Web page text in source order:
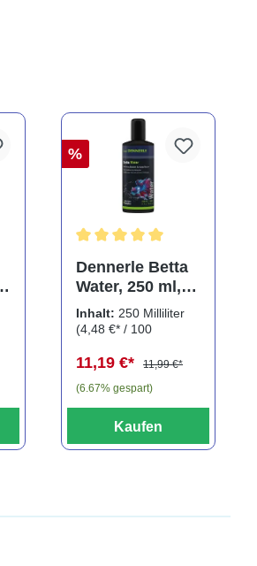
%
Dennerle Betta
Water, 250 ml,
Wasseraufbereit
er für
Inhalt:250 Milliliter
(4,48 €* / 100
11,19 €*
11,99 €*
(6.67% gespart)
Kaufen